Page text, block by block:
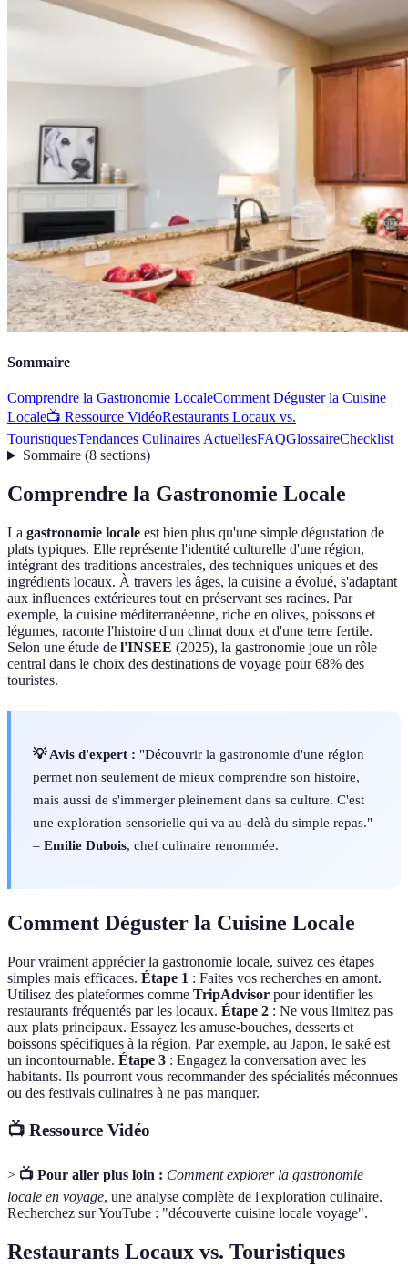
Sommaire
Comprendre la Gastronomie LocaleComment Déguster la Cuisine
Locale📺 Ressource VidéoRestaurants Locaux vs.
TouristiquesTendances Culinaires ActuellesFAQGlossaireChecklist
Sommaire(8 sections)
Comprendre la Gastronomie Locale
La gastronomie locale est bien plus qu'une simple dégustation de
plats typiques. Elle représente l'identité culturelle d'une région,
intégrant des traditions ancestrales, des techniques uniques et des
ingrédients locaux. À travers les âges, la cuisine a évolué, s'adaptant
aux influences extérieures tout en préservant ses racines. Par
exemple, la cuisine méditerranéenne, riche en olives, poissons et
légumes, raconte l'histoire d'un climat doux et d'une terre fertile.
Selon une étude de l'INSEE (2025), la gastronomie joue un rôle
central dans le choix des destinations de voyage pour 68% des
touristes.
💡 Avis d'expert : "Découvrir la gastronomie d'une région
permet non seulement de mieux comprendre son histoire,
mais aussi de s'immerger pleinement dans sa culture. C'est
une exploration sensorielle qui va au-delà du simple repas."
– Emilie Dubois, chef culinaire renommée.
Comment Déguster la Cuisine Locale
Pour vraiment apprécier la gastronomie locale, suivez ces étapes
simples mais efficaces. Étape 1 : Faites vos recherches en amont.
Utilisez des plateformes comme TripAdvisor pour identifier les
restaurants fréquentés par les locaux. Étape 2 : Ne vous limitez pas
aux plats principaux. Essayez les amuse-bouches, desserts et
boissons spécifiques à la région. Par exemple, au Japon, le saké est
un incontournable. Étape 3 : Engagez la conversation avec les
habitants. Ils pourront vous recommander des spécialités méconnues
ou des festivals culinaires à ne pas manquer.
📺 Ressource Vidéo
> 📺 Pour aller plus loin : Comment explorer la gastronomie
locale en voyage, une analyse complète de l'exploration culinaire.
Recherchez sur YouTube : "découverte cuisine locale voyage".
Restaurants Locaux vs. Touristiques